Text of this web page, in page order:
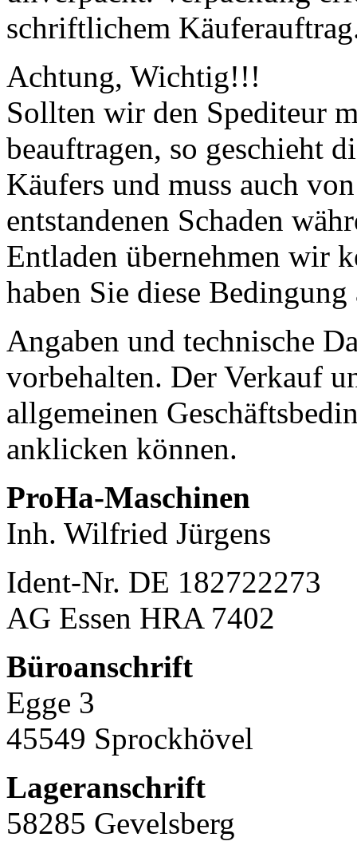
schriftlichem
Achtung, Wichtig!!!
Sollten wir den Spediteur
beauftragen, so geschieht
Käufers und muss auch
entstandenen Schaden
Entladen übernehmen wir
haben Sie diese Bedingung
Angaben und technische
vorbehalten. Der Verkauf
allgemeinen
anklicken können.
ProHa-Maschinen
Inh. Wilfried Jürgens
Ident-Nr. DE 182722273
AG Essen HRA 7402
Büroanschrift
Egge 3
45549 Sprockhövel
Lageranschrift
58285 Gevelsberg